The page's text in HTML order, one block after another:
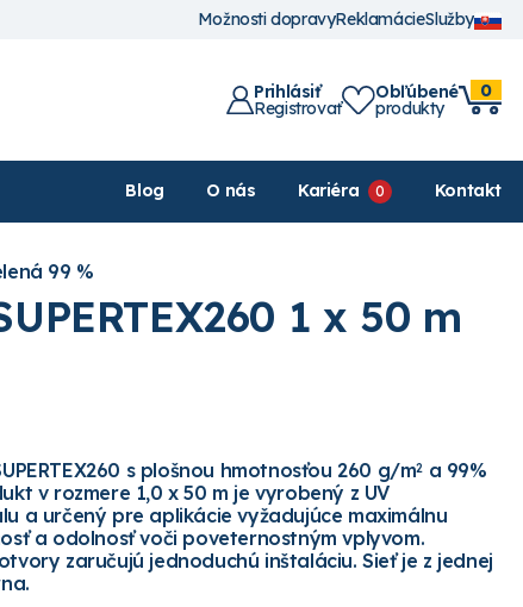
Možnosti dopravyReklamácieSlužby
Prihlásiť
Registrovať
Obľúbené
produkty
0
Blog O nás Kariéra Kontakt
99 %
1 x 50 m
s plošnou hmotnosťou 260 g/m2 a 99%
v rozmere 1,0 x 50 m je vyrobený z UV
a určený pre aplikácie vyžadujúce maximálnu
a odolnosť voči poveternostným vplyvom.
zaručujú jednoduchú inštaláciu. Sieť je z jednej